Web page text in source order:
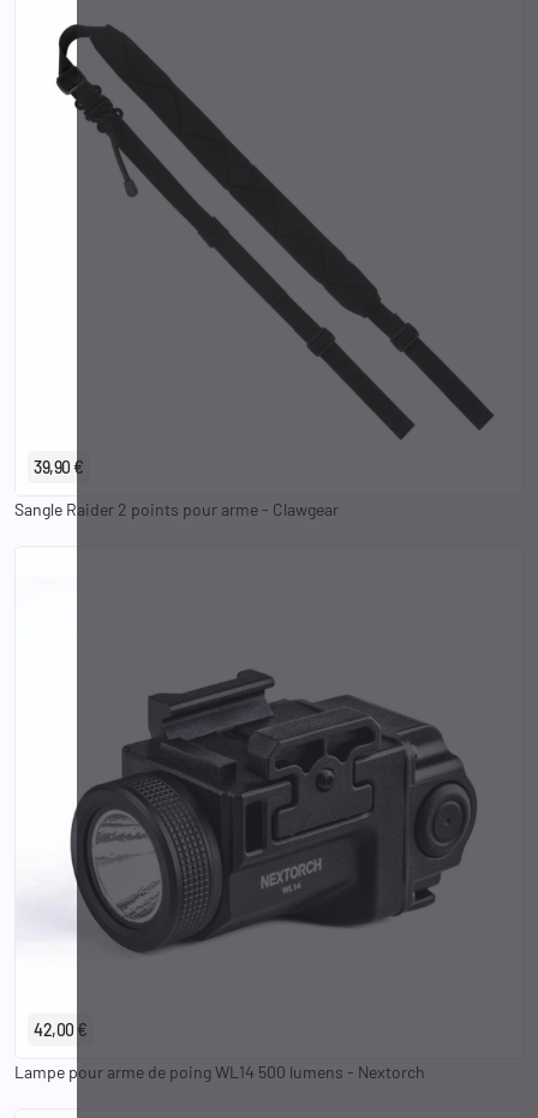
39,90 €
Sangle Raider 2 points pour arme - Clawgear
42,00 €
Lampe pour arme de poing WL14 500 lumens - Nextorch